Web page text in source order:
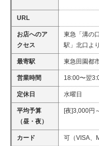
URL
お店へのア
クセス
東急「溝の
駅」北口よ
最寄駅 東急田園都
営業時間 18:00〜翌
定休日 水曜日
平均予算
（昼・夜）
[夜]3,000円
カード 可（VISA、